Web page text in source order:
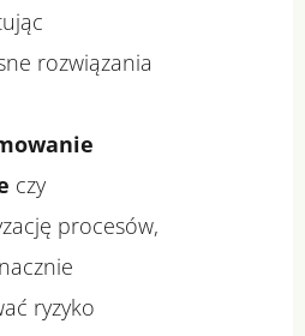
rozwiązania
czy
procesów,
ryzyko